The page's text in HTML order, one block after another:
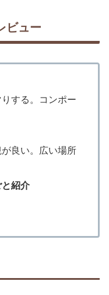
ビュー
する。コンポー
良い。広い場所
紹介